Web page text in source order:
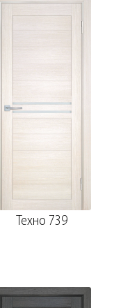
Техно 739